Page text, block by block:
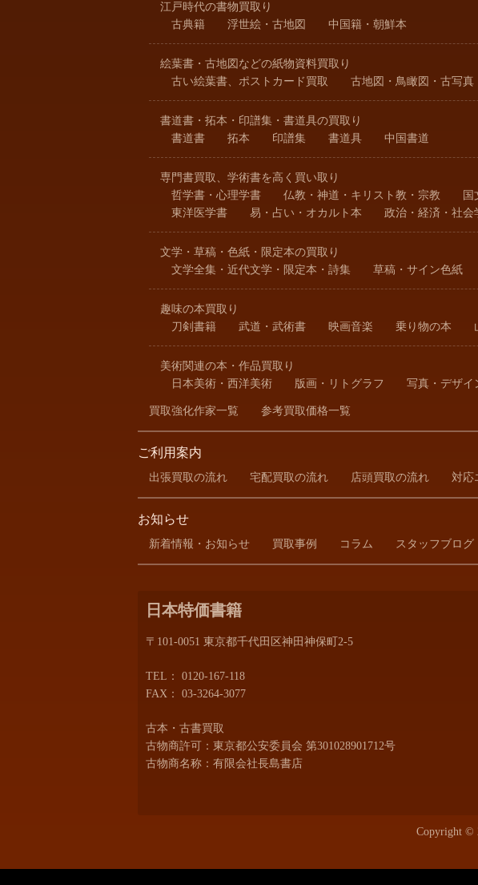
江戸時代の書物買取り
古典籍
浮世絵・古地図 中国籍・朝鮮本
絵葉書・古地図などの紙物資料買取り
古い絵葉書、ポストカード買取
古地図・鳥瞰図・古写真
書道書・拓本・印譜集・書道具の買取り
書道書
拓本 印譜集 書道具 中国書道
専門書買取、学術書を高く買い取り
哲学書・心理学書
仏教・神道・キリスト教・宗教
東洋医学書
易・占い・オカルト本 政治・経済・社会
文学・草稿・色紙・限定本の買取り
文学全集・近代文学・限定本・詩集
草稿・サイン色紙
趣味の本買取り
刀剣書籍
武道・武術書 映画音楽 乗り物の本
美術関連の本・作品買取り
日本美術・西洋美術
版画・リトグラフ 写真・デザイ
買取強化作家一覧 参考買取価格一覧
ご利用案内
出張買取の流れ 宅配買取の流れ 店頭買取の流れ 対応
お知らせ
新着情報・お知らせ 買取事例 コラム スタッフブログ
日本特価書籍
〒101-0051 東京都千代田区神田神保町2-5
TEL： 0120-167-118
FAX： 03-3264-3077
古本・古書買取
古物商許可：東京都公安委員会 第301028901712号
古物商名称：有限会社長島書店
Copyright ©